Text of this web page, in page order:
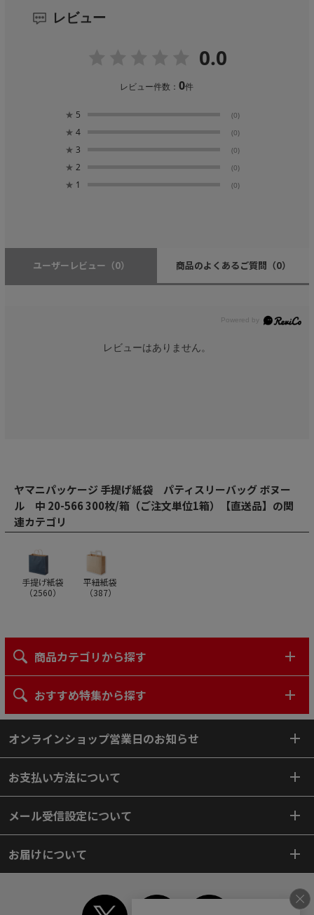
レビュー
0.0
レビュー件数：0件
★ 5 (0)
★ 4 (0)
★ 3 (0)
★ 2 (0)
★ 1 (0)
ユーザーレビュー （0） 商品のよくあるご質問 （0）
レビューはありません。
ヤマニパッケージ 手提げ紙袋 パティスリーバッグ ボヌー
ル 中 20-566 300枚/箱（ご注文単位1箱）【直送品】の関
連カテゴリ
手提げ紙袋
（2560）
平紐紙袋
（387）
商品カテゴリから探す
おすすめ特集から探す
オンラインショップ営業日のお知らせ
お支払い方法について
メール受信設定について
お届けについて